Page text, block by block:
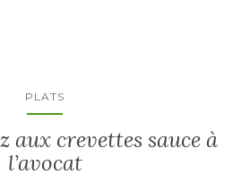
PLATS
aux crevettes sauce à
l’avocat